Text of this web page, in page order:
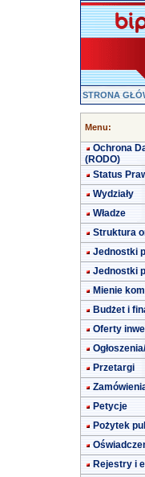
STRONA
Menu:
Ochrona
(RODO)
Status
Wydziały
Władze
Struktura
Jednostki
Jednostki
Mienie
Budżet i
Oferty
Przetargi
Petycje
Pożytek
Rejestry i